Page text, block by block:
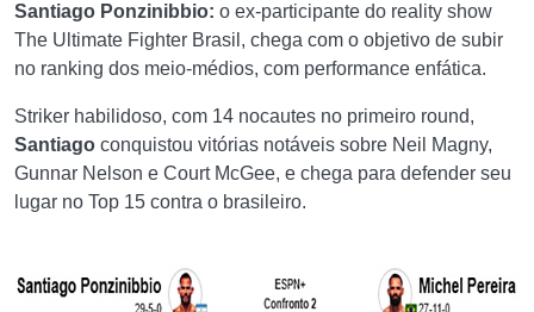
Santiago Ponzinibbio: o ex-participante do reality show
The Ultimate Fighter Brasil, chega com o objetivo de subir
no ranking dos meio-médios, com performance enfática.
Striker habilidoso, com 14 nocautes no primeiro round,
Santiago conquistou vitórias notáveis ​​sobre Neil Magny,
Gunnar Nelson e Court McGee, e chega para defender seu
lugar no Top 15 contra o brasileiro.